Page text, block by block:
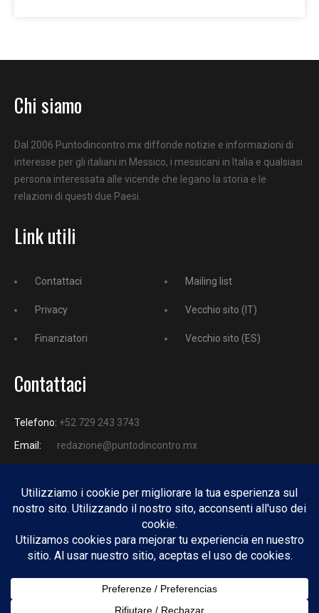
Chi siamo
Dal 2006 Puntodincontro.mx diffonde notizie e informazioni di
interesse per gli italiani in Messico, i messicani in Italia e qualsiasi
persona interessata alle vicende che legano la storia e le
relazioni di questi due Paesi.
Link utili
Contattaci
Privacy
Finanziatori
Mailing list
Vecchio sito (IT)
Vecchio sito (ES)
Contattaci
Telefono: +52 729 243 3743
Email:
redazione@puntodincontro.mx
PUNTODINCONTRO